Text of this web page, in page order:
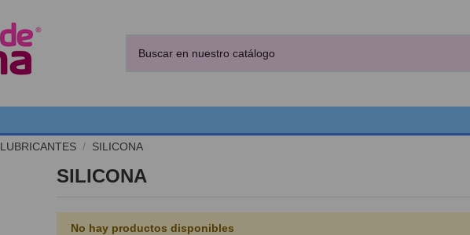
LUBRICANTES SILICONA
SILICONA
No hay productos disponibles